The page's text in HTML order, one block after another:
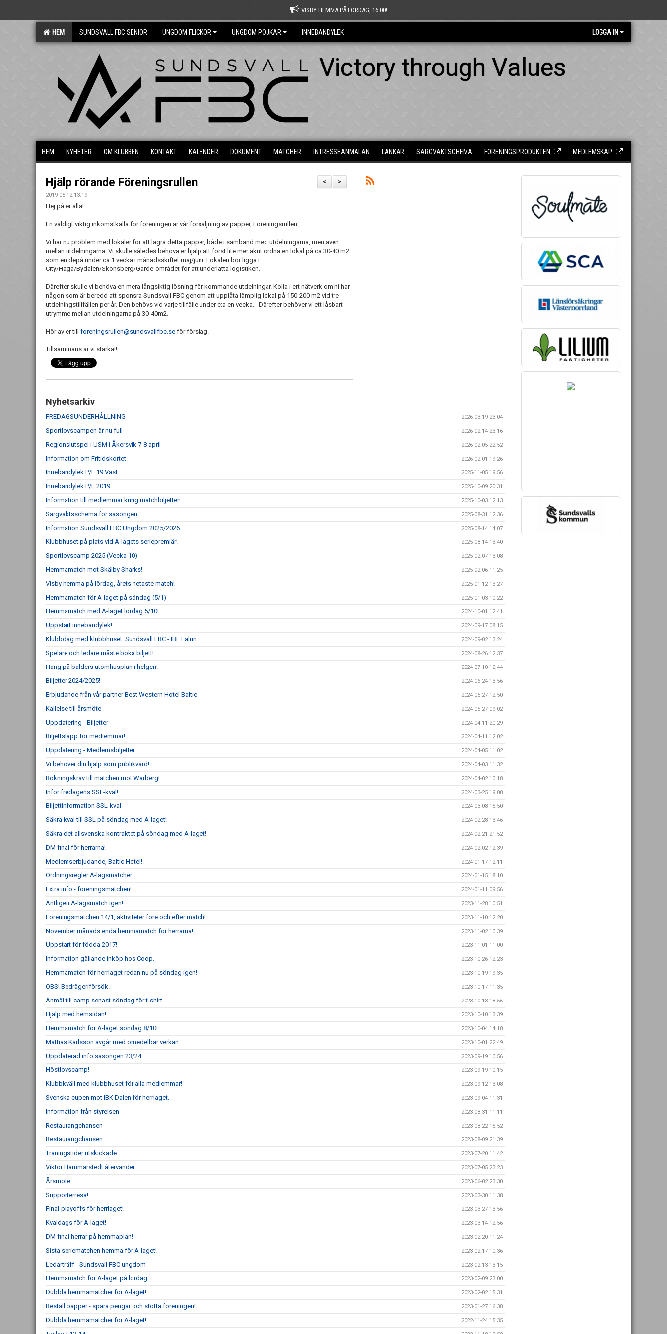
VISBY HEMMA PÅ LÖRDAG, 16:00!
HEM SUNDSVALL FBC SENIOR UNGDOM FLICKOR UNGDOM POJKAR INNEBANDYLEK LOGGA IN
Victory through Values
HEM NYHETER OM KLUBBEN KONTAKT KALENDER DOKUMENT MATCHER INTRESSEANMÄLAN LÄNKAR SARGVAKTSCHEMA FÖRENINGSPRODUKTEN MEDLEMSKAP
>
<
Hjälp rörande Föreningsrullen
2019-05-12 13:19
Hej på er alla!
En väldigt viktig inkomstkälla för föreningen är vår försäljning av papper, Föreningsrullen.
Vi har nu problem med lokaler för att lagra detta papper, både i samband med utdelningarna, men även
mellan utdelningarna. Vi skulle således behöva er hjälp att först lite mer akut ordna en lokal på ca 30-40 m2
som en depå under ca 1 vecka i månadsskiftet maj/juni. Lokalen bör ligga i
City/Haga/Bydalen/Skönsberg/Gärde-området för att underlätta logistiken.
Därefter skulle vi behöva en mera långsiktig lösning för kommande utdelningar. Kolla i ert nätverk om ni har
någon som är beredd att sponsra Sundsvall FBC genom att upplåta lämplig lokal på 150-200 m2 vid tre
utdelningstillfällen per år. Den behövs vid varje tillfälle under c:a en vecka. Därefter behöver vi ett låsbart
utrymme mellan utdelningarna på 30-40m2.
Hör av er till foreningsrullen@sundsvallfbc.se för förslag.
Tillsammans är vi starka!!
Nyhetsarkiv
FREDAGSUNDERHÅLLNING 2026-03-19 23:04
Sportlovscampen är nu full 2026-02-14 23:16
Regionslutspel i USM i Åkersvik 7-8 april 2026-02-05 22:52
Information om Fritidskortet 2026-02-01 19:26
Innebandylek P/F 19 Väst 2025-11-05 19:56
Innebandylek P/F 2019 2025-10-09 20:31
Information till medlemmar kring matchbiljetter! 2025-10-03 12:13
Sargvaktsschema för säsongen 2025-08-31 12:36
Information Sundsvall FBC Ungdom 2025/2026 2025-08-14 14:07
Klubbhuset på plats vid A-lagets seriepremiär! 2025-08-14 13:40
Sportlovscamp 2025 (Vecka 10) 2025-02-07 13:08
Hemmamatch mot Skälby Sharks! 2025-02-06 11:25
Visby hemma på lördag, årets hetaste match! 2025-01-12 13:27
Hemmamatch för A-laget på söndag (5/1) 2025-01-03 10:22
Hemmamatch med A-laget lördag 5/10! 2024-10-01 12:41
Uppstart innebandylek! 2024-09-17 08:15
Klubbdag med klubbhuset: Sundsvall FBC - IBF Falun 2024-09-02 13:24
Spelare och ledare måste boka biljett! 2024-08-26 12:37
Häng på balders utomhusplan i helgen! 2024-07-10 12:44
Biljetter 2024/2025! 2024-06-24 13:56
Erbjudande från vår partner Best Western Hotel Baltic 2024-05-27 12:50
Kallelse till årsmöte 2024-05-27 09:02
Uppdatering - Biljetter 2024-04-11 20:29
Biljettsläpp för medlemmar! 2024-04-11 12:02
Uppdatering - Medlemsbiljetter. 2024-04-05 11:02
Vi behöver din hjälp som publikvärd! 2024-04-03 11:32
Bokningskrav till matchen mot Warberg! 2024-04-02 10:18
Inför fredagens SSL-kval! 2024-03-25 19:08
Biljettinformation SSL-kval 2024-03-08 15:50
Säkra kval till SSL på söndag med A-laget! 2024-02-28 13:46
Säkra det allsvenska kontraktet på söndag med A-laget! 2024-02-21 21:52
DM-final för herrarna! 2024-02-02 12:39
Medlemserbjudande, Baltic Hotel! 2024-01-17 12:11
Ordningsregler A-lagsmatcher. 2024-01-15 18:10
Extra info - föreningsmatchen! 2024-01-11 09:56
Äntligen A-lagsmatch igen! 2023-11-28 10:51
Föreningsmatchen 14/1, aktiviteter före och efter match! 2023-11-10 12:20
November månads enda hemmamatch för herrarna! 2023-11-02 10:39
Uppstart för födda 2017! 2023-11-01 11:00
Information gällande inköp hos Coop. 2023-10-26 12:23
Hemmamatch för herrlaget redan nu på söndag igen! 2023-10-19 19:35
OBS! Bedrägeriförsök. 2023-10-17 11:35
Anmäl till camp senast söndag för t-shirt. 2023-10-13 18:56
Hjälp med hemsidan! 2023-10-10 13:39
Hemmamatch för A-laget söndag 8/10! 2023-10-04 14:18
Mattias Karlsson avgår med omedelbar verkan. 2023-10-01 22:49
Uppdaterad info säsongen 23/24 2023-09-19 10:56
Höstlovscamp! 2023-09-19 10:15
Klubbkväll med klubbhuset för alla medlemmar! 2023-09-12 13:08
Svenska cupen mot IBK Dalen för herrlaget. 2023-09-04 11:31
Information från styrelsen 2023-08-31 11:11
Restaurangchansen 2023-08-22 15:52
Restaurangchansen 2023-08-09 21:39
Träningstider utskickade 2023-07-20 11:42
Viktor Hammarstedt återvänder 2023-07-05 23:23
Årsmöte 2023-06-02 23:30
Supporterresa! 2023-03-30 11:38
Final-playoffs för herrlaget! 2023-03-27 13:56
Kvaldags för A-laget! 2023-03-14 12:56
DM-final herrar på hemmaplan! 2023-02-20 11:24
Sista seriematchen hemma för A-laget! 2023-02-17 10:36
Ledarträff - Sundsvall FBC ungdom 2023-02-13 13:15
Hemmamatch för A-laget på lördag. 2023-02-09 23:00
Dubbla hemmamatcher för A-laget! 2023-02-02 15:31
Beställ papper - spara pengar och stötta föreningen! 2023-01-27 16:38
Dubbla hemmamatcher för A-laget! 2022-11-24 15:35